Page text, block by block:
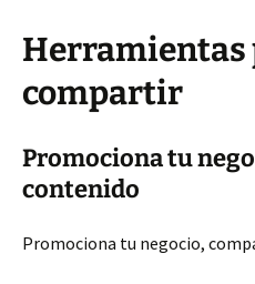
Herramientas
compartir
Promociona tu
contenido
Promociona tu negocio,